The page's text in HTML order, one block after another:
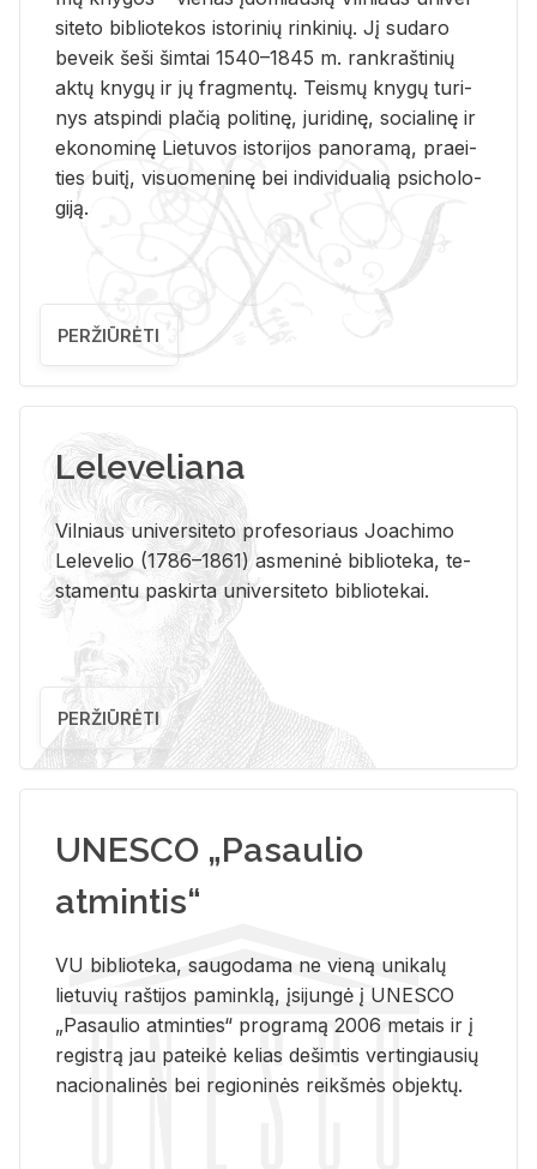
si­te­to bi­b­lio­te­kos is­to­ri­nių rin­ki­nių. Jį su­da­ro
be­veik šeši šim­tai 1540–1845 m. rank­raš­ti­nių
aktų kny­gų ir jų frag­men­tų. Teis­mų kny­gų tu­ri­
nys at­spin­di pla­čią po­li­ti­nę, ju­ri­di­nę, so­cia­li­nę ir
eko­no­mi­nę Lie­tu­vos is­to­ri­jos pa­no­ra­mą, pra­ei­
ties bui­tį, vi­suo­me­ni­nę bei in­di­vi­dua­lią psi­cho­lo­
gi­ją.
PERŽIŪRĖTI
Leleveliana
Vil­niaus uni­ver­si­te­to pro­fe­so­riaus Jo­a­chi­mo
Le­le­ve­lio (1786–1861) as­me­ni­nė bi­b­lio­te­ka, te­
sta­men­tu pa­skir­ta uni­ver­si­te­to bi­b­lio­te­kai.
PERŽIŪRĖTI
UNESCO „Pasaulio
atmintis“
VU biblioteka, saugodama ne vieną unikalų
lietuvių raštijos paminklą, įsijungė į UNESCO
„Pasaulio atminties“ programą 2006 metais ir į
registrą jau pateikė kelias dešimtis vertingiausių
nacionalinės bei regioninės reikšmės objektų.